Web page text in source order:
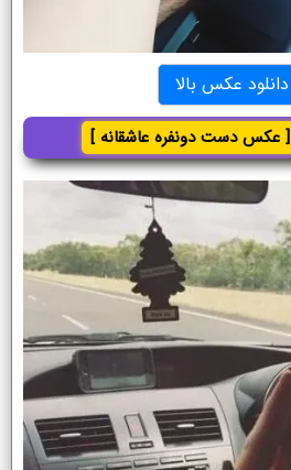
دانلود عکس بالا
[ عکس دست دونفره عاشقانه ]